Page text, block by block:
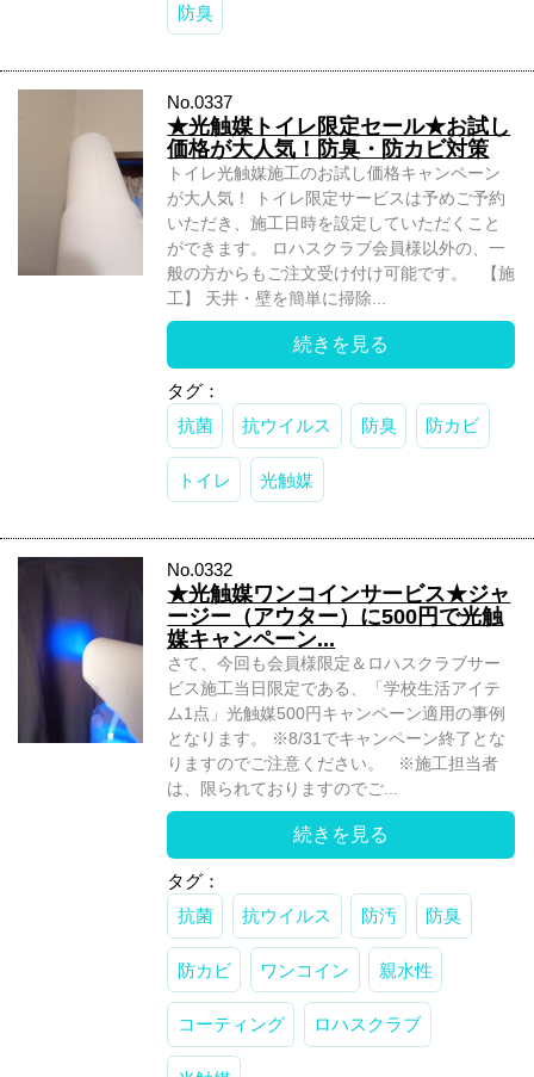
防臭
No.0337
★光触媒トイレ限定セール★お試し
価格が大人気！防臭・防カビ対策
トイレ光触媒施工のお試し価格キャンペーン
が大人気！ トイレ限定サービスは予めご予約
いただき、施工日時を設定していただくこと
ができます。 ロハスクラブ会員様以外の、一
般の方からもご注文受け付け可能です。 【施
工】 天井・壁を簡単に掃除...
続きを見る
タグ：
抗菌
抗ウイルス 防臭 防カビ
トイレ 光触媒
No.0332
★光触媒ワンコインサービス★ジャ
ージー（アウター）に500円で光触
媒キャンペーン...
さて、今回も会員様限定＆ロハスクラブサー
ビス施工当日限定である、「学校生活アイテ
ム1点」光触媒500円キャンペーン適用の事例
となります。 ※8/31でキャンペーン終了とな
りますのでご注意ください。 ※施工担当者
は、限られておりますのでご...
続きを見る
タグ：
抗菌
抗ウイルス 防汚 防臭
防カビ ワンコイン 親水性
コーティング ロハスクラブ